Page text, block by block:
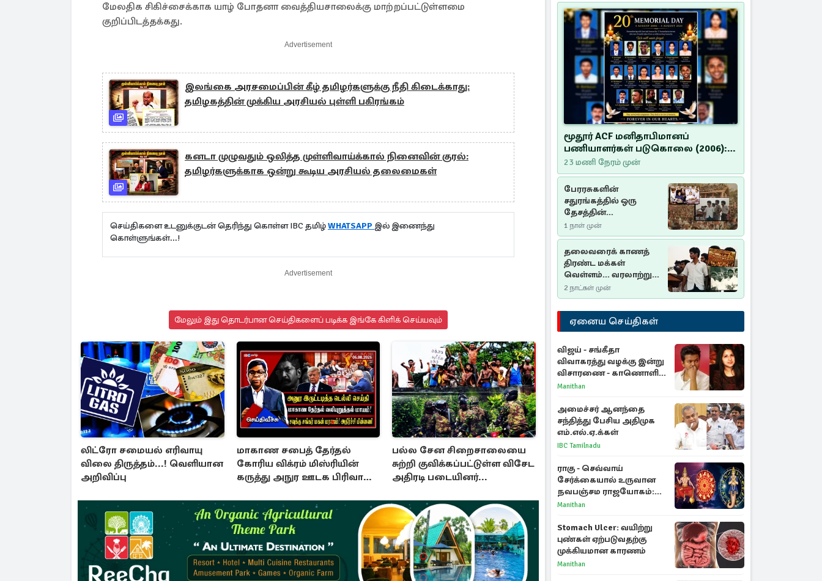
மேலதிக சிகிச்சைக்காக யாழ் போதனா வைத்தியசாலைக்கு மாற்றப்பட்டுள்ளமை
குறிப்பிடத்தக்கது.
Advertisement
இலங்கை அரசமைப்பின் கீழ் தமிழர்களுக்கு நீதி கிடைக்காது:
தமிழகத்தின் முக்கிய அரசியல் புள்ளி பகிரங்கம்
கனடா முழுவதும் ஒலித்த முள்ளிவாய்க்கால் நினைவின் குரல்:
தமிழர்களுக்காக ஒன்று கூடிய அரசியல் தலைமைகள்
செய்திகளை உடனுக்குடன் தெரிந்து கொள்ள IBC தமிழ்WHATSAPP இல் இணைந்து
கொள்ளுங்கள்...!
Advertisement
மேலும் இது தொடர்பான செய்திகளைப் படிக்க இங்கே கிளிக் செய்யவும்
லிட்ரோ சமையல் எரிவாயு
விலை திருத்தம்...! வெளியான
அறிவிப்பு
மாகாண சபைத் தேர்தல்
கோரிய விக்ரம் மிஸ்ரியின்
கருத்து அநுர ஊடக பிரிவால்
பல்ல சேன சிறைசாலையை
சுற்றி குவிக்கப்பட்டுள்ள விசேட
அதிரடி படையினர்...
மூதூர் ACF மனிதாபிமானப்
பணியாளர்கள் படுகொலை (2006):
20 ஆண்டுகளாகியும் நீதி
மறுக்கப்பட்ட மனிதாபிமானப்
பேரவலம்
23 மணி நேரம் முன்
பேரரசுகளின்
சதுரங்கத்தில் ஒரு
தேசத்தின்
தீர்க்கதரிசனம் :
சுதுமலை பிரகடனம்
ஒரு வரலாற்றுப் பாடம்
1 நாள் முன்
தலைவரைக் காணத்
திரண்ட மக்கள்
வெள்ளம்... வரலாற்றுச்
சிறப்புமிக்க சுதுமலைப்
பிரகடனம்…
2 நாட்கள் முன்
ஏனைய செய்திகள்
விஜய் - சங்கீதா
விவாகரத்து வழக்கு இன்று
விசாரணை - காணொளி
மூலம் ஆஜராக வாய்ப்பு
Manithan
அமைச்சர் ஆனந்தை
சந்தித்து பேசிய அதிமுக
எம்.எல்.ஏ.க்கள்
IBC Tamilnadu
ராகு - செவ்வாய்
சேர்க்கையால் உருவான
நவபஞ்சம ராஜயோகம்:
அதிர்ஷ்டம் பெறும் 3
Manithan
Stomach Ulcer: வயிற்று
புண்கள் ஏற்படுவதற்கு
முக்கியமான காரணம்
Manithan